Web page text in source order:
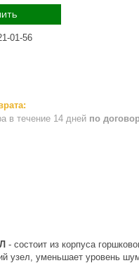
01-56
в течение 14 дней по
- состоит из корпуса
узел, уменьшает уровень